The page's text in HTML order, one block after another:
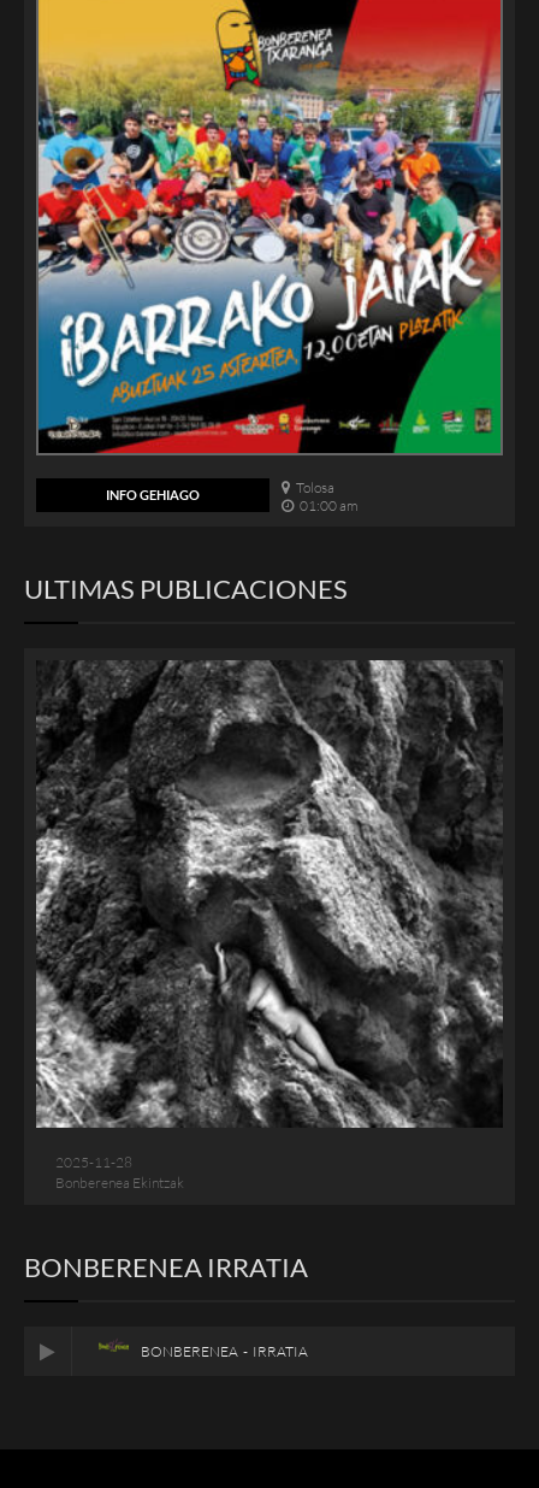
INFO GEHIAGO
Tolosa
01:00 am
ULTIMAS PUBLICACIONES
2025-11-28
Bonberenea Ekintzak
BONBERENEA IRRATIA
BONBERENEA - IRRATIA